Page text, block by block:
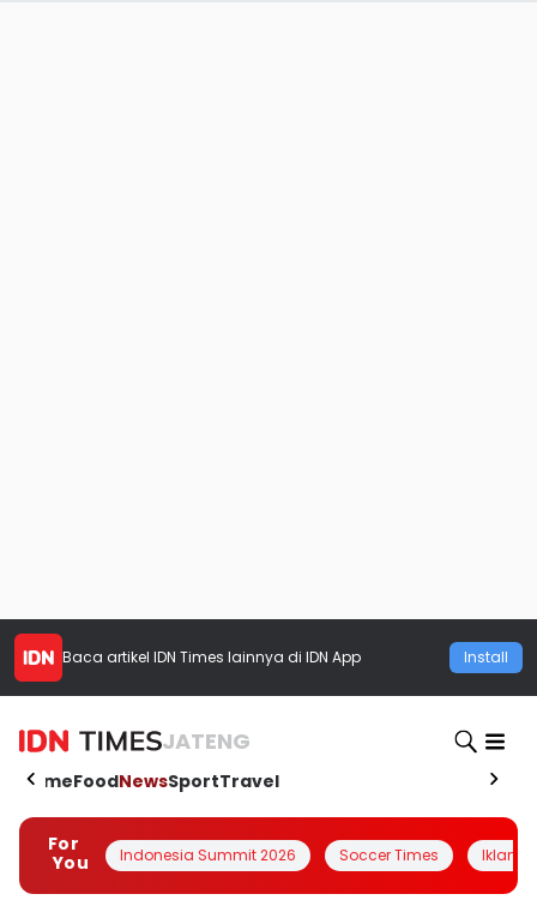
Baca artikel IDN Times lainnya di IDN App Install
JATENG
HomeFoodNewsSportTravel
For
You
Indonesia Summit 2026 Soccer Times Iklanin